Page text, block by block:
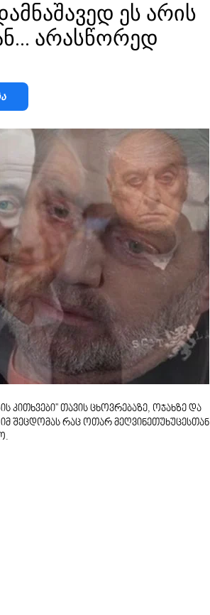
ეს არის
არასწორედ
თავის ცხოვრებაზე, ოჯახზე და
შეცდომას რაც ოთარ მეღვინეთუხუცესთან